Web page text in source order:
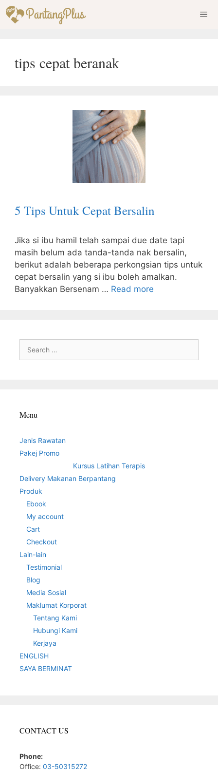
Skip
to
tips cepat beranak
5 Tips Untuk Cepat Bersalin
Jika si ibu hamil telah sampai due date tapi
masih belum ada tanda-tanda nak bersalin,
berikut adalah beberapa perkongsian tips untuk
cepat bersalin yang si ibu boleh amalkan.
Banyakkan Bersenam … Read more
for:
Menu
Jenis Rawatan
Pakej Promo
Kursus Latihan Terapis
Delivery Makanan Berpantang
Produk
Ebook
My account
Cart
Checkout
Lain-lain
Testimonial
Blog
Media Sosial
Maklumat Korporat
Tentang Kami
Hubungi Kami
Kerjaya
ENGLISH
SAYA BERMINAT
CONTACT US
Phone:
Office: 03-50315272